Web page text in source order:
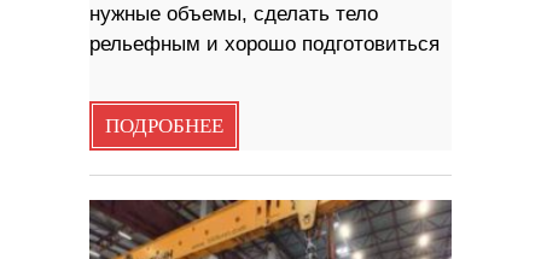
нужные объемы, сделать тело
рельефным и хорошо подготовиться
ПОДРОБНЕЕ